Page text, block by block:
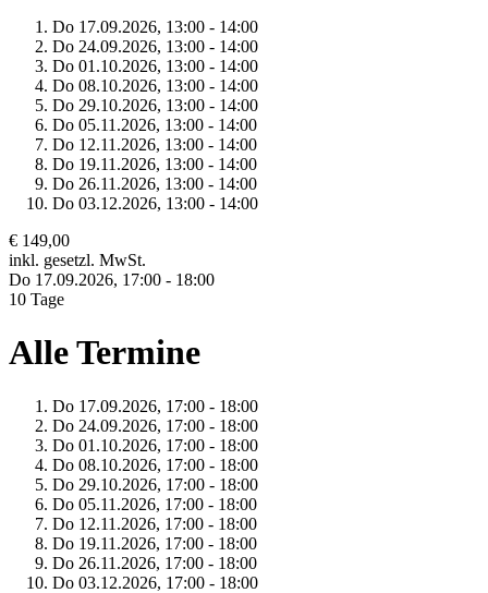
Do 17.09.2026, 13:00 - 14:00
Do 24.09.2026, 13:00 - 14:00
Do 01.10.2026, 13:00 - 14:00
Do 08.10.2026, 13:00 - 14:00
Do 29.10.2026, 13:00 - 14:00
Do 05.11.2026, 13:00 - 14:00
Do 12.11.2026, 13:00 - 14:00
Do 19.11.2026, 13:00 - 14:00
Do 26.11.2026, 13:00 - 14:00
Do 03.12.2026, 13:00 - 14:00
€ 149,00
inkl. gesetzl. MwSt.
Do 17.09.2026, 17:00 - 18:00
10 Tage
Alle Termine
Do 17.09.2026, 17:00 - 18:00
Do 24.09.2026, 17:00 - 18:00
Do 01.10.2026, 17:00 - 18:00
Do 08.10.2026, 17:00 - 18:00
Do 29.10.2026, 17:00 - 18:00
Do 05.11.2026, 17:00 - 18:00
Do 12.11.2026, 17:00 - 18:00
Do 19.11.2026, 17:00 - 18:00
Do 26.11.2026, 17:00 - 18:00
Do 03.12.2026, 17:00 - 18:00